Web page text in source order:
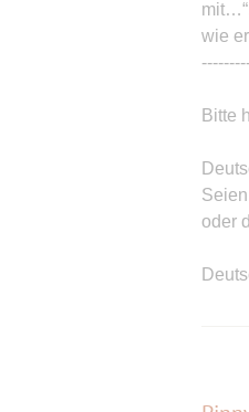
wie
Bitte
oder
.